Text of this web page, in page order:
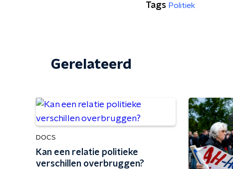
Tags Politiek
Gerelateerd
DOCS
Kan een relatie politieke
verschillen overbruggen?